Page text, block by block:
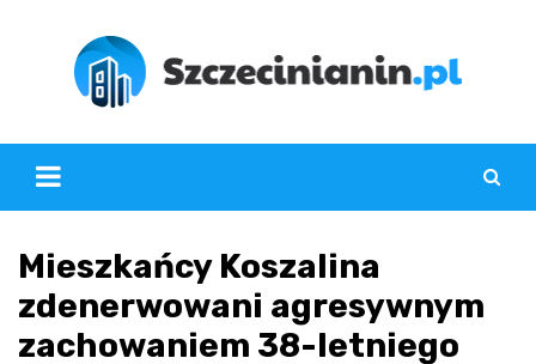
Mieszkańcy Koszalina
zdenerwowani agresywnym
zachowaniem 38-letniego